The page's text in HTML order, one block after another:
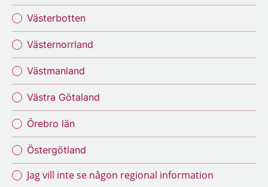
Västerbotten
Västernorrland
Västmanland
Västra Götaland
Örebro län
Östergötland
Jag vill inte se någon regional information